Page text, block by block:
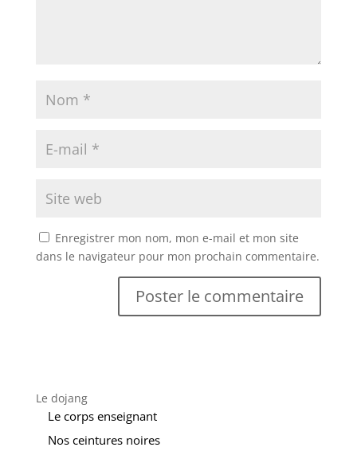
Enregistrer mon nom, mon e-mail et mon site
dans le navigateur pour mon prochain commentaire.
Le dojang
Le corps enseignant
Nos ceintures noires